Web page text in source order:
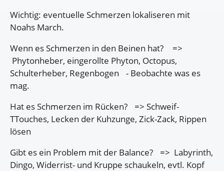
Wichtig: eventuelle Schmerzen lokaliseren mit
Noahs March.
Wenn es Schmerzen in den Beinen hat? =>
Phytonheber, eingerollte Phyton, Octopus,
Schulterheber, Regenbogen - Beobachte was es
mag.
Hat es Schmerzen im Rücken? => Schweif-
TTouches, Lecken der Kuhzunge, Zick-Zack, Rippen
lösen
Gibt es ein Problem mit der Balance? => Labyrinth,
Dingo, Widerrist- und Kruppe schaukeln, evtl. Kopf